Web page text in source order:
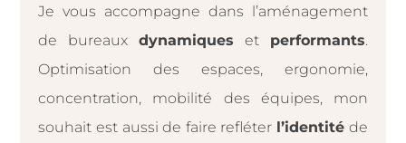
Je vous accompagne dans l’aménagement
de bureaux dynamiques et performants.
Optimisation des espaces, ergonomie,
concentration, mobilité des équipes, mon
souhait est aussi de faire refléter l’identité de